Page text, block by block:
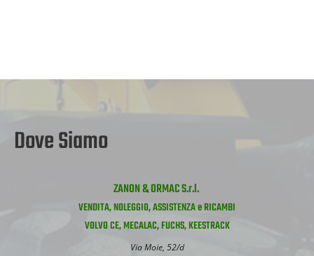
Dove Siamo
ZANON & ORMAC S.r.l.
VENDITA, NOLEGGIO, ASSISTENZA e RICAMBI
VOLVO CE, MECALAC, FUCHS, KEESTRACK
Via Moie, 52/d